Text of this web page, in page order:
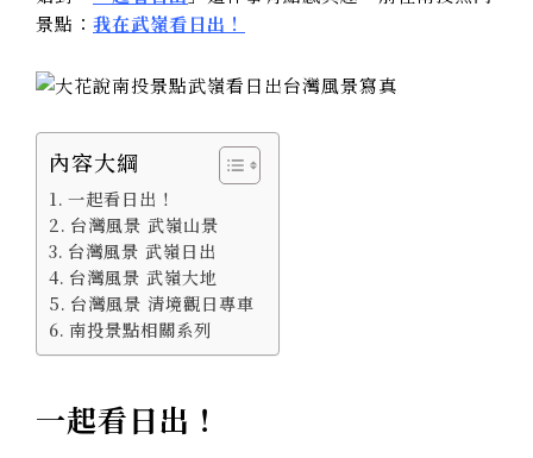
景點： 我在武嶺看日出！
內容大綱
一起看日出！
台灣風景 武嶺山景
台灣風景 武嶺日出
台灣風景 武嶺大地
台灣風景 清境觀日專車
南投景點相關系列
一起看日出！